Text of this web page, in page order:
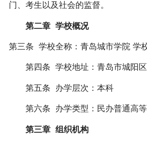
门、考生以及社会的监督。
第二章 学校概况
第三条 学校全称：青岛城市学院 学
第四条 学校地址：青岛市城阳
第五条 办学层次：本科
第六条 办学类型：民办普通高
第三章 组织机构